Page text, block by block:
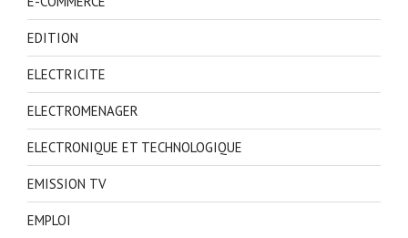
EDITION
ELECTRICITE
ELECTROMENAGER
ELECTRONIQUE ET TECHNOLOGIQUE
EMISSION TV
EMPLOI